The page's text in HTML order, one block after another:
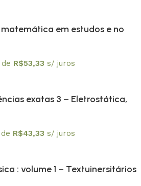
em estudos e no
R$53,33 s/ juros
exatas 3 – Eletrostática,
R$43,33 s/ juros
: volume 1 – Textuinersitários